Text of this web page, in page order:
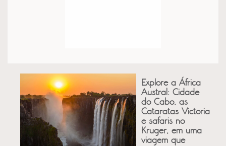
Explore a África
Austral: Cidade
do Cabo, as
Cataratas Victoria
e safaris no
Kruger, em uma
viagem que